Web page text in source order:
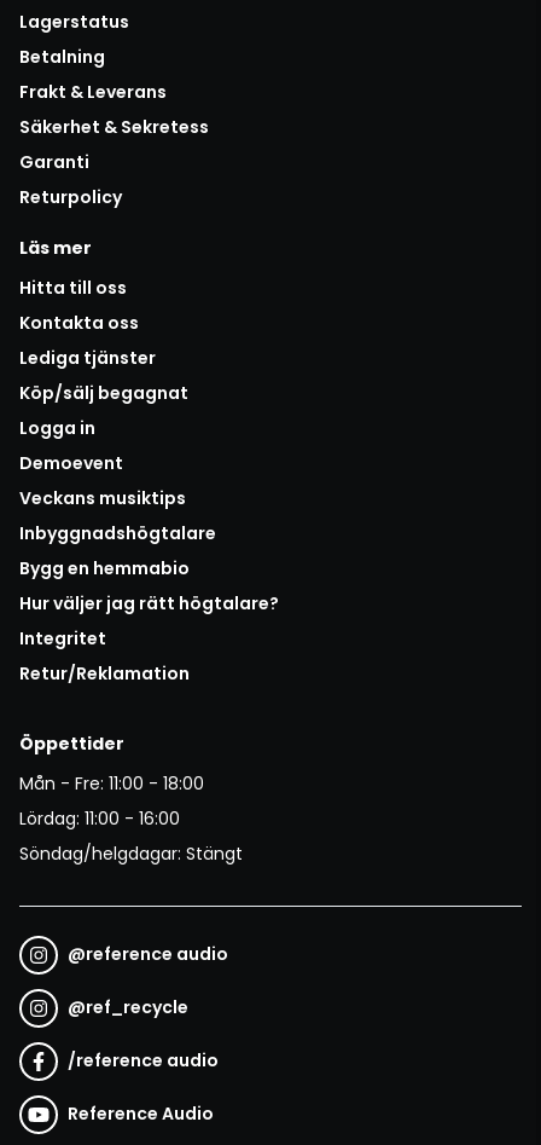
Lagerstatus
Betalning
Frakt & Leverans
Säkerhet & Sekretess
Garanti
Returpolicy
Läs mer
Hitta till oss
Kontakta oss
Lediga tjänster
Köp/sälj begagnat
Logga in
Demoevent
Veckans musiktips
Inbyggnadshögtalare
Bygg en hemmabio
Hur väljer jag rätt högtalare?
Integritet
Retur/Reklamation
Öppettider
Mån - Fre: 11:00 - 18:00
Lördag: 11:00 - 16:00
Söndag/helgdagar: Stängt
@reference audio
@ref_recycle
/reference audio
Reference Audio